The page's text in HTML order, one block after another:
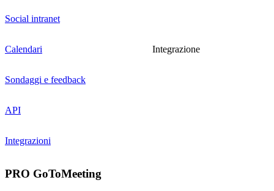
Social intranet
Calendari Integrazione
Sondaggi e feedback
API
Integrazioni
PRO GoToMeeting